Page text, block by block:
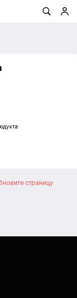
страницу